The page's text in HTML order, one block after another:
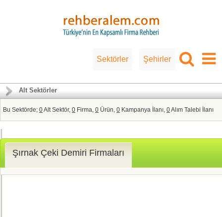
Sektörler Şehirler
Alt Sektörler
Bu Sektörde; 0Alt Sektör, 0 Firma, 0 Ürün, 0 Kampanya İlanı, 0Alım Talebi İlanı
Şırnak Çeki Demiri Firmaları